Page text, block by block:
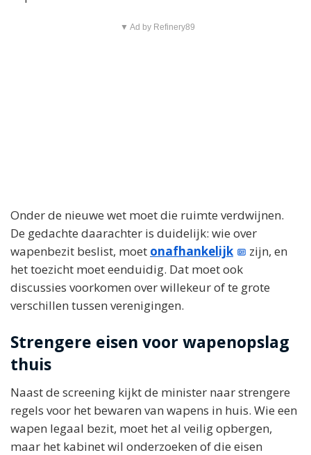
▼ Ad by Refinery89
Onder de nieuwe wet moet die ruimte verdwijnen.
De gedachte daarachter is duidelijk: wie over
wapenbezit beslist, moet onafhankelijk
zijn, en
het toezicht moet eenduidig. Dat moet ook
discussies voorkomen over willekeur of te grote
verschillen tussen verenigingen.
Strengere eisen voor wapenopslag
thuis
Naast de screening kijkt de minister naar strengere
regels voor het bewaren van wapens in huis. Wie een
wapen legaal bezit, moet het al veilig opbergen,
maar het kabinet wil onderzoeken of die eisen